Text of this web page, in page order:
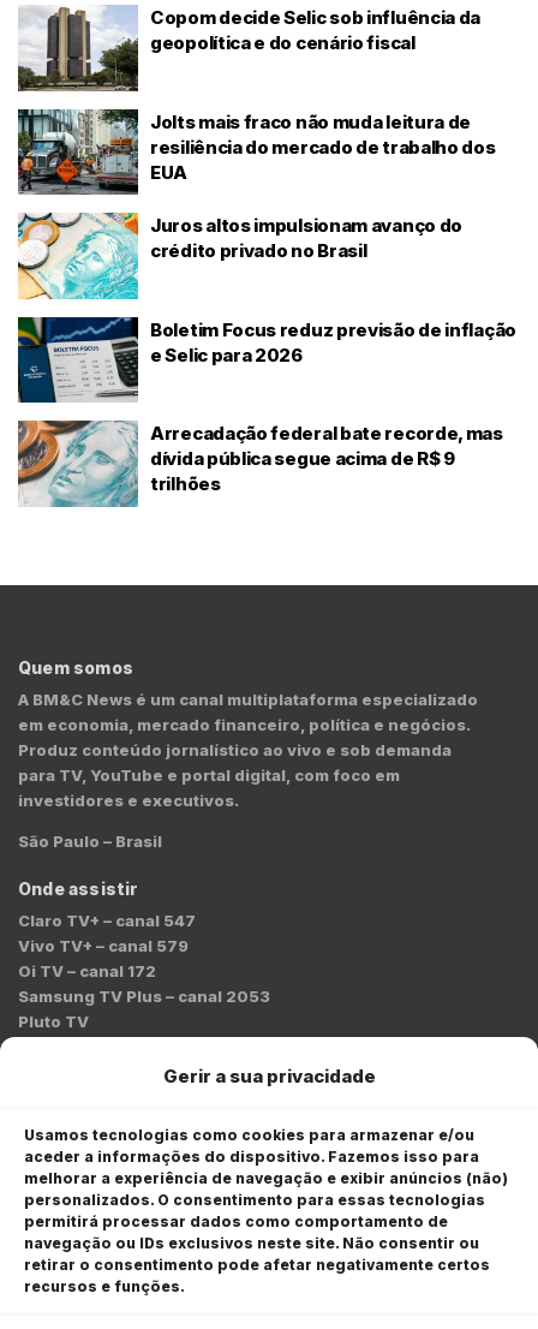
Gerir a sua privacidade
Usamos tecnologias como cookies para armazenar e/ou
aceder a informações do dispositivo. Fazemos isso para
melhorar a experiência de navegação e exibir anúncios (não)
personalizados. O consentimento para essas tecnologias
permitirá processar dados como comportamento de
navegação ou IDs exclusivos neste site. Não consentir ou
retirar o consentimento pode afetar negativamente certos
recursos e funções.
Copom decide Selic sob influência da
geopolítica e do cenário fiscal
Jolts mais fraco não muda leitura de
resiliência do mercado de trabalho dos
EUA
Juros altos impulsionam avanço do
crédito privado no Brasil
Boletim Focus reduz previsão de inflação
e Selic para 2026
Arrecadação federal bate recorde, mas
dívida pública segue acima de R$ 9
trilhões
Quem somos
A BM&C News é um canal multiplataforma especializado
em economia, mercado financeiro, política e negócios.
Produz conteúdo jornalístico ao vivo e sob demanda
para TV, YouTube e portal digital, com foco em
investidores e executivos.
São Paulo – Brasil
Onde assistir
Claro TV+ – canal 547
Vivo TV+ – canal 579
Oi TV – canal 172
Samsung TV Plus – canal 2053
Pluto TV
redacao@bmcnews.com.br
Comercial:
comercial@bmcnews.com.br
Anuncie na BM&C News
A BM&C News conecta marcas a milhões de investidores
através de TV, YouTube e plataformas digitais.